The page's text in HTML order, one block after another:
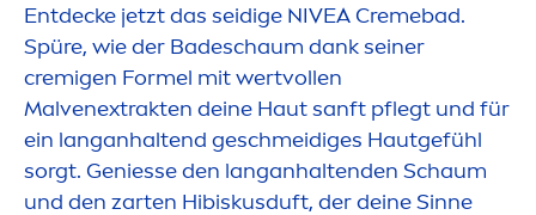
Entdecke jetzt das seidige NIVEA Cremebad.
Spüre, wie der Badeschaum dank seiner
cremigen Formel mit wertvollen
Malvenextrakten deine Haut sanft pflegt und für
ein langanhaltend geschmeidiges Hautgefühl
sorgt. Geniesse den langanhaltenden Schaum
und den zarten Hibiskusduft, der deine Sinne